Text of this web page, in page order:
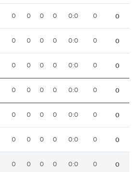
0 0 0 0 0:0 0 0
0 0 0 0 0:0 0 0
0 0 0 0 0:0 0 0
0 0 0 0 0:0 0 0
0 0 0 0 0:0 0 0
0 0 0 0 0:0 0 0
0 0 0 0 0:0 0 0